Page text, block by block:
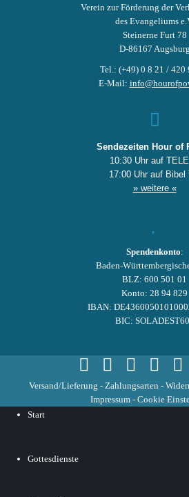
Verein zur Förderung der
des Evangeliums
Steinerne Furt 78
D-86167 Augsburg
Tel.: (+49) 0 8 21 / 420
E-Mail:
Sendezeiten Hour of
10:30 Uhr auf
17:00 Uhr auf Bibel
» weitere «
Spendenkonto:
Baden-
BLZ: 600 501 01
Konto: 28 94 829
IBAN:
BIC:
Versand/Lieferung - Zahlungsarten -
Impressum- Cookie
Start
Gottesdienste